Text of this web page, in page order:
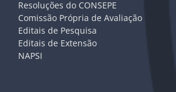
Resoluções do CONSEPE
Comissão Própria de Avaliação
Editais de Pesquisa
Editais de Extensão
NAPSI